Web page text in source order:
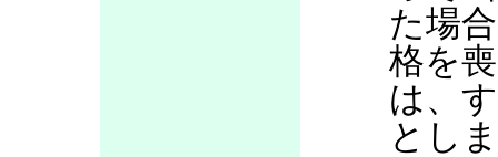
た場
格を
は、
とし